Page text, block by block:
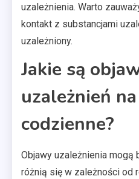
uzależnienia. Warto
kontakt z substancjami
uzależniony.
Jakie są
uzależnień
codzienne?
Objawy uzależnienia mogą
różnią się w zależności od